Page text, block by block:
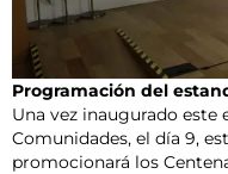
Programación del
Una vez inaugurado este
Comunidades, el día 9,
promocionará los